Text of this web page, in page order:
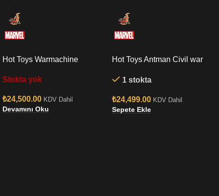
Hot Toys Warmachine
Stokta yok
₺24,500.00 KDV Dahil
Devamını Oku
Hot Toys Antman Civil war
1 stokta
₺24,499.00 KDV Dahil
Sepete Ekle